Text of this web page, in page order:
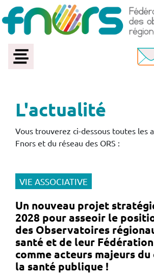
L'actualité
Vous trouverez ci-dessous toutes les
Fnors et du réseau des ORS :
VIE ASSOCIATIVE
Un nouveau projet
2028 pour asseoir le
des Observatoires
santé et de leur
comme acteurs majeurs du
la santé publique !